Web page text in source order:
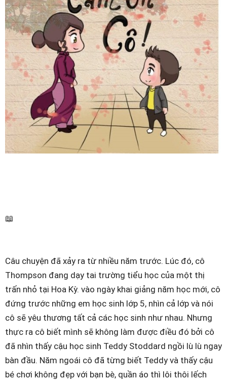
📖
Câu chuyện đã xảy ra từ nhiều năm trước. Lúc đó, cô
Thompson đang dạy tai trường tiểu học của một thị
trấn nhỏ tại Hoa Kỳ. vào ngày khai giảng năm học mới, cô
đứng trước những em học sinh lớp 5, nhìn cả lớp và nói
cô sẽ yêu thương tất cả các học sinh như nhau. Nhưng
thực ra cô biết mình sẽ không làm được điều đó bởi cô
đã nhìn thấy cậu học sinh Teddy Stoddard ngồi lù lù ngay
bàn đầu. Năm ngoái cô đã từng biết Teddy và thấy cậu
bé chơi không đẹp với bạn bè, quần áo thì lôi thôi lếch